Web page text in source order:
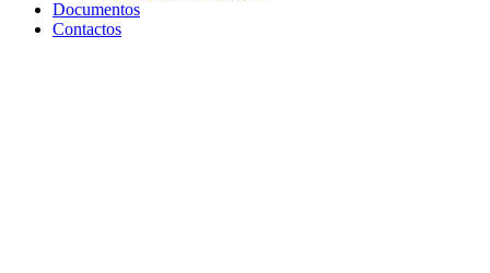
Documentos
Contactos